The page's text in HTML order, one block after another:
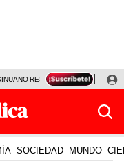
RESULTADOS HOY
SOCIEDAD MUNDO